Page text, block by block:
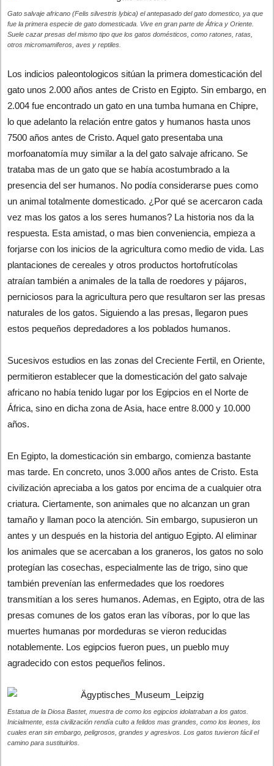
Gato salvaje africano (Felis silvestris lybica) el antepasado del gato domestico, ya que
fue la primera especie de gato domesticada. Vive en gran parte de África y Oriente.
Suele cazar presas del mismo tipo que los gatos domésticos, como ratones, ratas,
otros micromamiferos, aves y reptiles.
Los indicios paleontologicos sitúan la primera domesticación del
gato unos 2.000 años antes de Cristo en Egipto. Sin embargo, en
2.004 fue encontrado un gato en una tumba humana en Chipre,
lo que adelanto la relación entre gatos y humanos hasta unos
7500 años antes de Cristo. Aquel gato presentaba una
morfoanatomía muy similar a la del gato salvaje africano. Se
trataba mas de un gato que se había acostumbrado a la
presencia del ser humanos. No podía considerarse pues como
un animal totalmente domesticado. ¿Por qué se acercaron cada
vez mas los gatos a los seres humanos? La historia nos da la
respuesta. Esta amistad, o mas bien conveniencia, empieza a
forjarse con los inicios de la agricultura como medio de vida. Las
plantaciones de cereales y otros productos hortofrutícolas
atraían también a animales de la talla de roedores y pájaros,
perniciosos para la agricultura pero que resultaron ser las presas
naturales de los gatos. Siguiendo a las presas, llegaron pues
estos pequeños depredadores a los poblados humanos.
Sucesivos estudios en las zonas del Creciente Fertil, en Oriente,
permitieron establecer que la domesticación del gato salvaje
africano no había tenido lugar por los Egipcios en el Norte de
África, sino en dicha zona de Asia, hace entre 8.000 y 10.000
años.
En Egipto, la domesticación sin embargo, comienza bastante
mas tarde. En concreto, unos 3.000 años antes de Cristo. Esta
civilización apreciaba a los gatos por encima de a cualquier otra
criatura. Ciertamente, son animales que no alcanzan un gran
tamaño y llaman poco la atención. Sin embargo, supusieron un
antes y un después en la historia del antiguo Egipto. Al eliminar
los animales que se acercaban a los graneros, los gatos no solo
protegían las cosechas, especialmente las de trigo, sino que
también prevenían las enfermedades que los roedores
transmitían a los seres humanos. Ademas, en Egipto, otra de las
presas comunes de los gatos eran las víboras, por lo que las
muertes humanas por mordeduras se vieron reducidas
notablemente. Los egipcios fueron pues, un pueblo muy
agradecido con estos pequeños felinos.
Estatua de la Diosa Bastet, muestra de como los egipcios idolatraban a los gatos.
Inicialmente, esta civilización rendía culto a felidos mas grandes, como los leones, los
cuales eran sin embargo, peligrosos, grandes y agresivos. Los gatos tuvieron fácil el
camino para sustituirlos.